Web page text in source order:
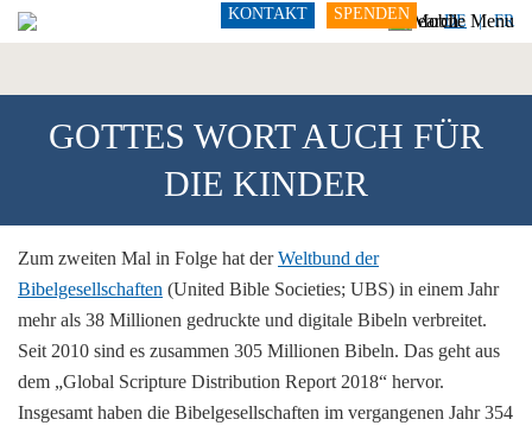
DE FR
KONTAKT SPENDEN
GOTTES WORT AUCH FÜR
DIE KINDER
Zum zweiten Mal in Folge hat derWeltbund der
Bibelgesellschaften (United Bible Societies; UBS) in einem Jahr
mehr als 38 Millionen gedruckte und digitale Bibeln verbreitet.
Seit 2010 sind es zusammen 305 Millionen Bibeln. Das geht aus
dem „Global Scripture Distribution Report 2018“ hervor.
Insgesamt haben die Bibelgesellschaften im vergangenen Jahr 354